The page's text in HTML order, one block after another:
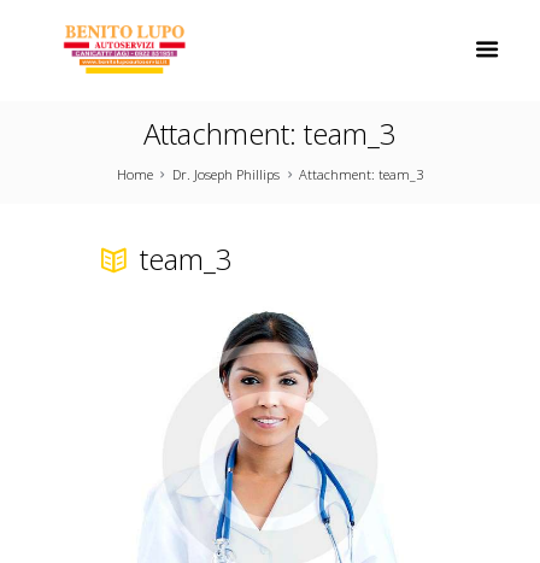
Attachment: team_3
Home Dr. Joseph Phillips Attachment: team_3
team_3